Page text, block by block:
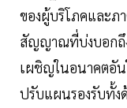
ของผู้บริโภคและภ
สัญญาณที่บ่งบอกถึ
เผชิญในอนาคตอัน
ปรับแผนรองรับทั้ง